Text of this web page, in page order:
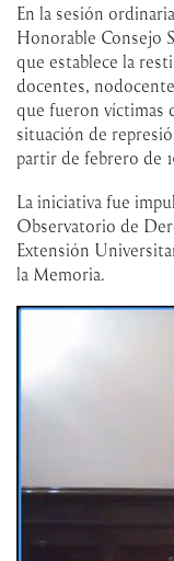
En la sesión
Honorable Consejo
que establece la
docentes,
que fueron víctimas
situación de
partir de febrero de
La iniciativa fue
Observatorio de
Extensión
la Memoria.